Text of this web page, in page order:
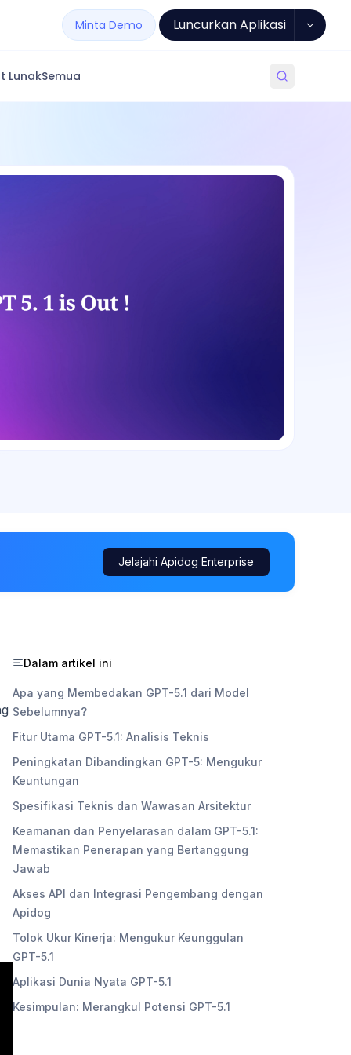
Minta Demo Luncurkan Aplikasi
LunakSemua
Jelajahi Apidog Enterprise
Dalam artikel ini
Apa yang Membedakan GPT-5.1 dari Model
Sebelumnya?
Fitur Utama GPT-5.1: Analisis Teknis
Peningkatan Dibandingkan GPT-5: Mengukur
Keuntungan
Spesifikasi Teknis dan Wawasan Arsitektur
Keamanan dan Penyelarasan dalam GPT-5.1:
Memastikan Penerapan yang Bertanggung
Jawab
Akses API dan Integrasi Pengembang dengan
Apidog
Tolok Ukur Kinerja: Mengukur Keunggulan
GPT-5.1
Aplikasi Dunia Nyata GPT-5.1
Kesimpulan: Merangkul Potensi GPT-5.1